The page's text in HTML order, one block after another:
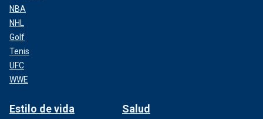
NBA
NHL
Golf
Tenis
UFC
WWE
Estilo de vida Salud